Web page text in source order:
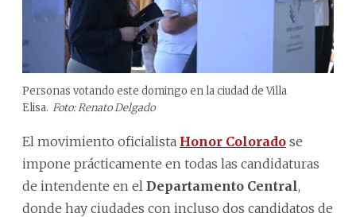
Personas votando este domingo en la ciudad de Villa
Elisa. Foto: Renato Delgado
El movimiento oficialista Honor Colorado se
impone prácticamente en todas las candidaturas
de intendente en el Departamento Central,
donde hay ciudades con incluso dos candidatos de